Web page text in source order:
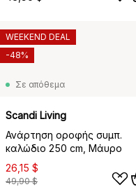
Σε απόθεμα
Scandi Living
Ανάρτηση οροφής συμπ.
καλώδιο 250 cm, Μάυρο
26,15 $
49,90 $
WEEKEND DEAL
-48%